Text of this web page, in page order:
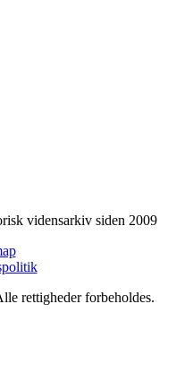
vidensarkiv siden 2009
rettigheder forbeholdes.